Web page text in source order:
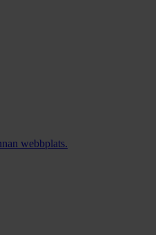
webbplats.